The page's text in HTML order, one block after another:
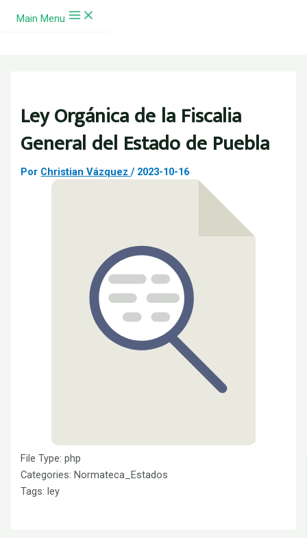
Ir al contenido
Main Menu
Ley Orgánica de la Fiscalia
General del Estado de Puebla
Por Christian Vázquez/ 2023-10-16
File Type:php
Categories:Normateca_Estados
Tags:ley